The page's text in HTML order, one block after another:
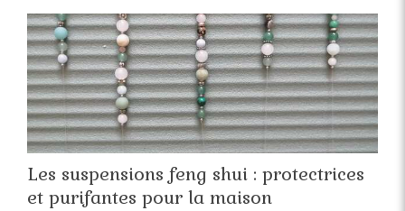
Les suspensions feng shui : protectrices
et purifantes pour la maison